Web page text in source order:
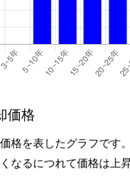
町
1,100万円 愛
500万円 八
2,500万円 南仙
3,400万円 南
価格
格を表したグラフです。
なるにつれて価格は上